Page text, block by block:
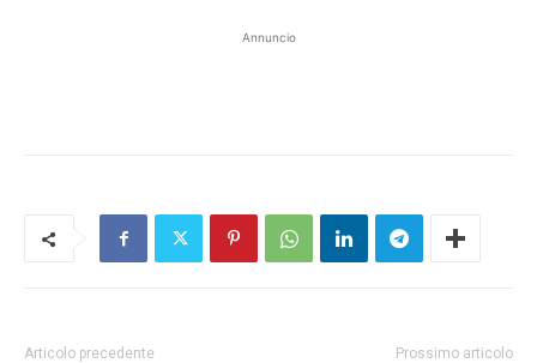
Annuncio
Articolo precedente Prossimo articolo